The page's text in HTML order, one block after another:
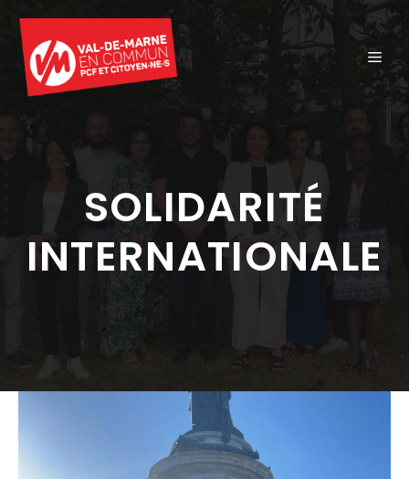
contenu
SOLIDARITÉ
INTERNATIONALE